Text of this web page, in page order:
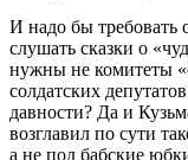
И надо бы
слушать сказки о
нужны не комитеты
солдатских
давности? Да и
возглавил по сути
а не под бабские